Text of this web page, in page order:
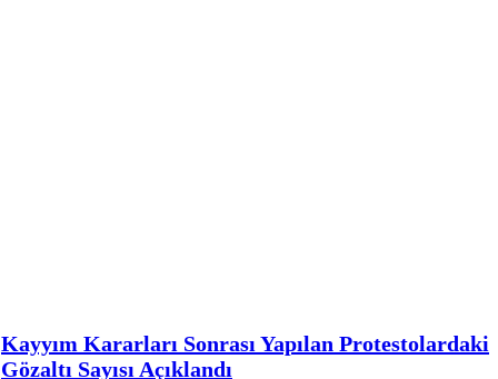
Kayyım Kararları Sonrası Yapılan Protestolardaki
Gözaltı Sayısı Açıklandı